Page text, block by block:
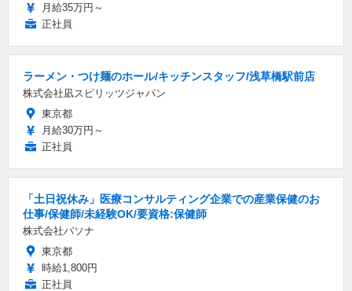
月給35万円～
正社員
ラーメン・つけ麺のホール/キッチンスタッフ/浅草橋駅前店
株式会社凪スピリッツジャパン
東京都
月給30万円～
正社員
「土日祝休み」医療コンサルティング企業での産業保健のお
仕事/保健師/未経験OK/要資格:保健師
株式会社パソナ
東京都
時給1,800円
正社員